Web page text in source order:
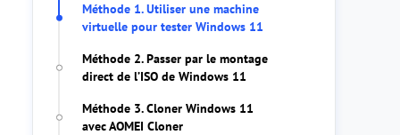
Méthode 1. Utiliser une machine
virtuelle pour tester Windows 11
Méthode 2. Passer par le montage
direct de l’ISO de Windows 11
Méthode 3. Cloner Windows 11
avec AOMEI Cloner